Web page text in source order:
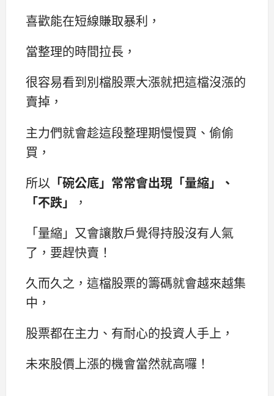
喜歡能在短線賺取暴利，
當整理的時間拉長，
很容易看到別檔股票大漲就把這檔沒漲的
賣掉，
主力們就會趁這段整理期慢慢買、偷偷
買，
所以 「碗公底」常常會出現「量縮」、
「不跌」
，
「量縮」又會讓散戶覺得持股沒有人氣
了，要趕快賣！
久而久之，這檔股票的籌碼就會越來越集
中，
股票都在主力、有耐心的投資人手上，
未來股價上漲的機會當然就高囉！